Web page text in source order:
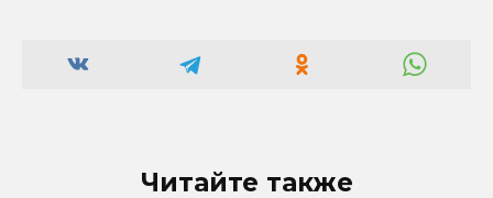
Читайте также